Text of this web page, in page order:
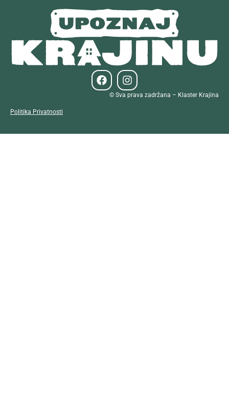
© Sva prava zadržana – Klaster Krajina
Politika Privatnosti